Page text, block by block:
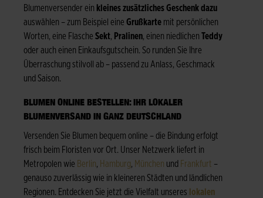
Blumenversender ein kleines zusätzliches Geschenk dazu
auswählen – zum Beispiel eine Grußkarte mit persönlichen
Worten, eine Flasche Sekt, Pralinen, einen niedlichen Teddy
oder auch einen Einkaufsgutschein. So runden Sie Ihre
Überraschung stilvoll ab – passend zu Anlass, Geschmack
und Saison.
BLUMEN ONLINE BESTELLEN: IHR LOKALER
BLUMENVERSAND IN GANZ DEUTSCHLAND
Versenden Sie Blumen bequem online – die Bindung erfolgt
frisch beim Floristen vor Ort. Unser Netzwerk liefert in
Metropolen wie Berlin, Hamburg, München und Frankfurt –
genauso zuverlässig wie in kleineren Städten und ländlichen
Regionen. Entdecken Sie jetzt die Vielfalt unseres lokalen